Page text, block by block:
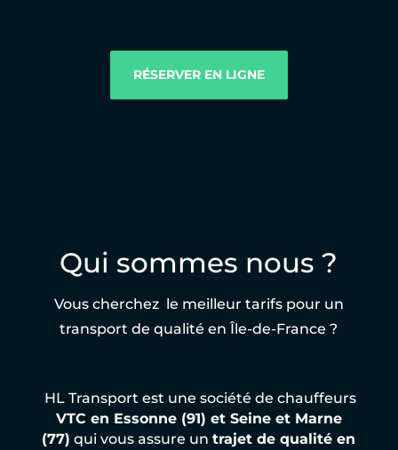
RÉSERVER EN LIGNE
Qui sommes nous ?
Vous cherchez le meilleur tarifs pour un
transport de qualité en Île-de-France ?
HL Transport est une société de chauffeurs
VTC en Essonne (91) et Seine et Marne
(77) qui vous assure untrajet de qualité en